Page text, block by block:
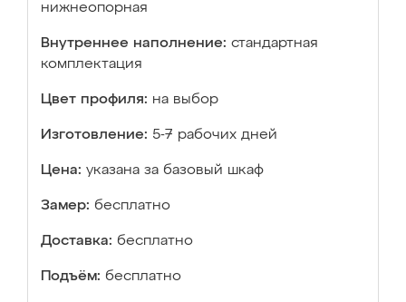
нижнеопорная
Внутреннее наполнение: стандартная
комплектация
Цвет профиля: на выбор
Изготовление: 5-7 рабочих дней
Цена: указана за базовый шкаф
Замер: бесплатно
Доставка: бесплатно
Подъём: бесплатно